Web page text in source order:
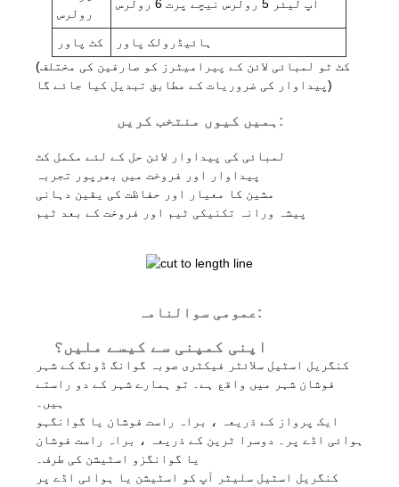
رولرس
اپ لیئر 5 رولرس نیچے پرت 6 رولرس
کٹ پاور
ہائیڈرولک پاور
(کٹ ٹو لمبائی لائن کے پیرامیٹرز کو صارفین کی مختلف
پیداوار کی ضروریات کے مطابق تبدیل کیا جائے گا)
ہمیں کیوں منتخب کریں:
لمبائی کی پیداوار لائن حل کے لئے مکمل کٹ
پیداوار اور فروخت میں بھرپور تجربہ
مشین کا معیار اور حفاظت کی یقین دہانی
پیشہ ورانہ تکنیکی ٹیم اور فروخت کے بعد ٹیم
عمومی سوالنامہ:
اپنی کمپنی سے کیسے ملیں؟
کنگریل اسٹیل سلائٹر فیکٹری صوبہ گوانگ ڈونگ کے شہر
فوشان شہر میں واقع ہے۔ تو ہمارے شہر کے دو راستے
ہیں۔
ایک پرواز کے ذریعہ ، براہ راست فوشان یا گوانگہو
ہوائی اڈے پر۔ دوسرا ٹرین کے ذریعہ ، براہ راست فوشان
یا گوانگزو اسٹیشن کی طرف۔
کنگریل اسٹیل سلیٹر آپ کو اسٹیشن یا ہوائی اڈے پر